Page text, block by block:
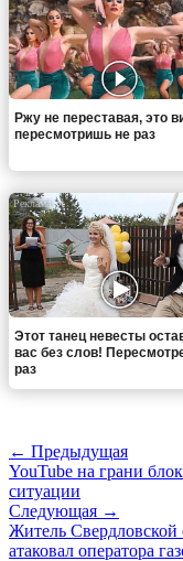
Ржу не переставая, это
пересмотришь не раз
Этот танец невесты
вас без слов!
раз
← Предыдущая
YouTube на грани
ситуации
Следующая →
Житель
атаковал оператора